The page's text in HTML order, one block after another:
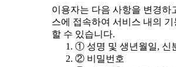
이용자는 다음 사항을 변경하
스에 접속하여 서비스 내의
할 수 있습니다.
① 성명 및 생년월일, 신
② 비밀번호